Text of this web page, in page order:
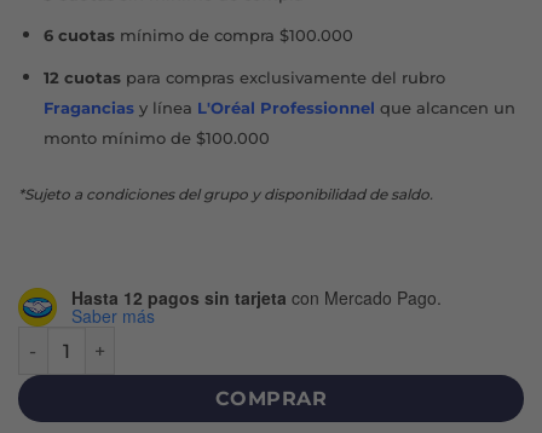
6 cuotasmínimo de compra $100.000
12 cuotaspara compras exclusivamente del rubro
Fraganciasy línea L'Oréal Professionnel que alcancen un
monto mínimo de $100.000
*Sujeto a condiciones del grupo y disponibilidad de saldo.
Hasta 12 pagos sin tarjeta con Mercado Pago.
Saber más
COMPRAR